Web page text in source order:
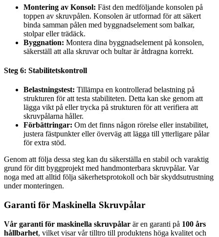
Montering av Konsol: Fäst den medföljande konsolen på
toppen av skruvpålen. Konsolen är utformad för att säkert
binda samman pålen med byggnadselement som balkar,
stolpar eller trädäck.
Byggnation: Montera dina byggnadselement på konsolen,
säkerställ att alla skruvar och bultar är åtdragna korrekt.
Steg 6: Stabilitetskontroll
Belastningstest: Tillämpa en kontrollerad belastning på
strukturen för att testa stabiliteten. Detta kan ske genom att
lägga vikt på eller trycka på strukturen för att verifiera att
skruvpålarna håller.
Förbättringar: Om det finns någon rörelse eller instabilitet,
justera fästpunkter eller överväg att lägga till ytterligare pålar
för extra stöd.
Genom att följa dessa steg kan du säkerställa en stabil och varaktig
grund för ditt byggprojekt med handmonterbara skruvpålar. Var
noga med att alltid följa säkerhetsprotokoll och bär skyddsutrustning
under monteringen.
Garanti för Maskinella Skruvpålar
Vår garanti för maskinella skruvpålar är en garanti på 100 års
hållbarhet, vilket visar vår tilltro till produktens höga kvalitet och